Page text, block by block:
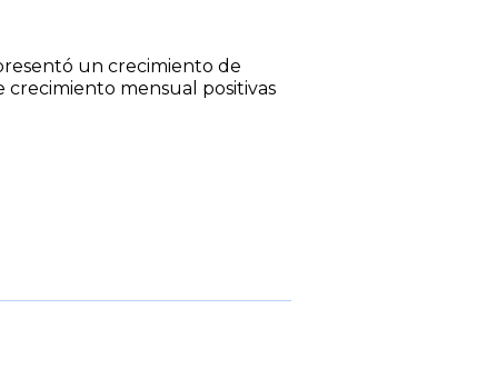
un crecimiento de
crecimiento mensual positivas